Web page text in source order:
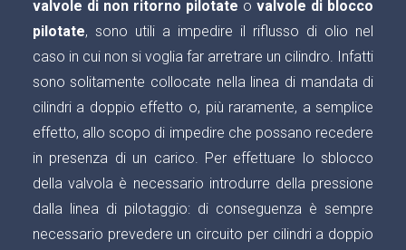
valvole di non ritorno pilotate ovalvole di blocco
pilotate, sono utili a impedire il riflusso di olio nel
caso in cui non si voglia far arretrare un cilindro. Infatti
sono solitamente collocate nella linea di mandata di
cilindri a doppio effetto o, più raramente, a semplice
effetto, allo scopo di impedire che possano recedere
in presenza di un carico. Per effettuare lo sblocco
della valvola è necessario introdurre della pressione
dalla linea di pilotaggio: di conseguenza è sempre
necessario prevedere un circuito per cilindri a doppio